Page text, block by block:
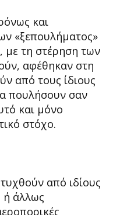
και
«ξεπουλήματος»
με τη στέρηση των
αφέθηκαν στη
από τους ίδιους
πουλήσουν σαν
και μόνο
στόχο.
από ιδίους
ή άλλως